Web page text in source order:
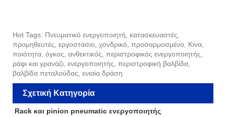
Hot Tags: Πνευματικό ενεργοποιητή, κατασκευαστές,
προμηθευτές, εργοστάσιο, χονδρικό, προσαρμοσμένο, Κίνα,
ποιότητα, όγκος, ανθεκτικός, περιστροφικός ενεργοποιητής,
ράφι και γρανάζι, ενεργοποιητής, περιστροφική βαλβίδα,
βαλβίδα πεταλούδας, ενιαία δράση
Σχετική Κατηγορία
Rack και pinion pneumatic ενεργοποιητής